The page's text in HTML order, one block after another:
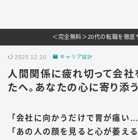
＜完全無料＞20代の転職を徹
2025.12.20 キャリア設計
人間関係に疲れ切って会
たへ。あなたの心に寄り添
「会社に向かうだけで胃が痛い…
「あの人の顔を見ると心が萎え